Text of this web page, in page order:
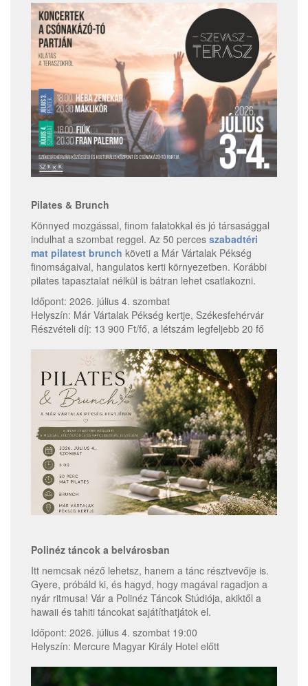
Pilates & Brunch
Könnyed mozgással, finom falatokkal és jó társasággal
indulhat a szombat reggel. Az 50 perces szabadtéri
mat pilatest brunch követi a Már Vártalak Pékség
finomságaival, hangulatos kerti környezetben. Korábbi
pilates tapasztalat nélkül is bátran lehet csatlakozni.
Időpont: 2026. július 4. szombat
Helyszín: Már Vártalak Pékség kertje, Székesfehérvár
Részvételi díj: 13 900 Ft/fő, a létszám legfeljebb 20 fő
Polinéz táncok a belvárosban
Itt nemcsak néző lehetsz, hanem a tánc résztvevője is.
Gyere, próbáld ki, és hagyd, hogy magával ragadjon a
nyár ritmusa! Vár a Polinéz Táncok Stúdiója, akiktől a
hawaii és tahiti táncokat sajátíthatjátok el.
Időpont: 2026. július 4. szombat 19:00
Helyszín: Mercure Magyar Király Hotel előtt